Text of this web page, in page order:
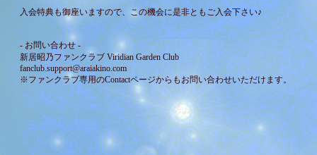
入会特典も御座いますので、この機会に是非ともご入会下さい♪
- お問い合わせ -
新居昭乃ファンクラブ Viridian Garden Club
fanclub.support@araiakino.com
※ファンクラブ専用のContactページからもお問い合わせいただけます。